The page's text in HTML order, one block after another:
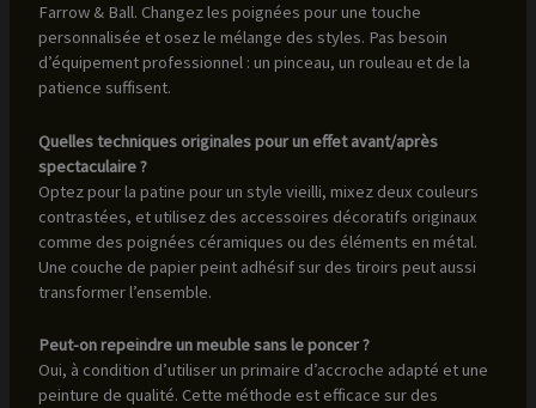
Farrow & Ball. Changez les poignées pour une touche
personnalisée et osez le mélange des styles. Pas besoin
d’équipement professionnel : un pinceau, un rouleau et de la
patience suffisent.
Quelles techniques originales pour un effet avant/après
spectaculaire ?
Optez pour la patine pour un style vieilli, mixez deux couleurs
contrastées, et utilisez des accessoires décoratifs originaux
comme des poignées céramiques ou des éléments en métal.
Une couche de papier peint adhésif sur des tiroirs peut aussi
transformer l’ensemble.
Peut-on repeindre un meuble sans le poncer ?
Oui, à condition d’utiliser un primaire d’accroche adapté et une
peinture de qualité. Cette méthode est efficace sur des